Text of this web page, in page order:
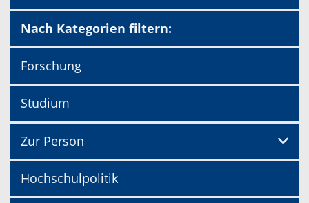
Nach Kategorien filtern:
Forschung
Studium
Zur Person
Hochschulpolitik